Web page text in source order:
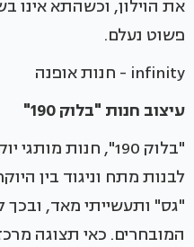
את הוילון, וכשהתא אינו
פשוט נעלם.
infinity - חנות אופנה
עיצוב חנות "בלוק 190"
"בלוק 190", חנות
לבנות מתח וניגוד בין
"גס" ותעשייתי מאד, ובכך
המובחרים. כאי תצוגה